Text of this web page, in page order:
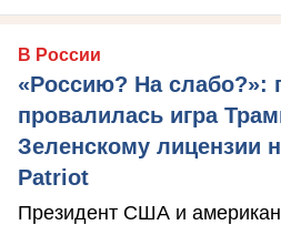
В России
«Россию? На слабо?»:
провалилась игра
Зеленскому лицензии
Patriot
Президент США и